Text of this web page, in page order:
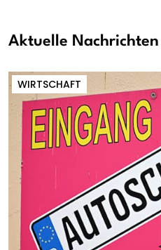
Aktuelle Nachrichten
WIRTSCHAFT